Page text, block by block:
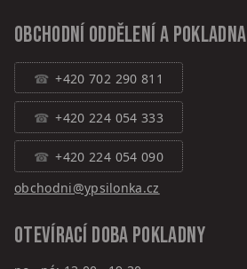
Obchodní oddělení a pokladna
+420 702 290 811
+420 224 054 333
+420 224 054 090
obchodni@ypsilonka.cz
Otevírací doba pokladny